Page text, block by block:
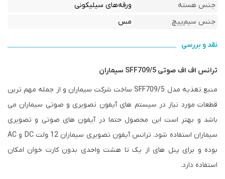
جنس هسته
ورقه‌های سیلیکونی
جنس سیم‌پیچ
مس
نقد و بررسی
ترانس اف اف صوتی SFF709/5 سیماران
منبع تغذیه مدل SFF709/5 ساخت شرکت سیماران و از جمله مهم ترین
قطعات مورد نیاز در سیستم های آیفون تصویری و صوتی سیماران می
باشد و بهتر است این محصول حتما در آیفون های صوتی و تصویری
سیماران استفاده شود. ترانس آیفون تصویری سیماران 12 ولت DC و AC
بوده و برای پنل های از یک تا هشت واحدی بدون کارت خوان امکان
استفاده دارد.